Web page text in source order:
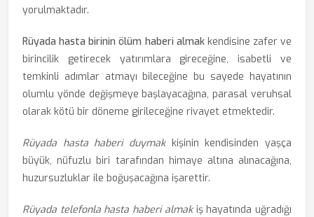
yorulmaktadır.
Rüyada hasta birinin ölüm haberi almakkendisine zafer ve
birincilik getirecek yatırımlara gireceğine, isabetli ve
temkinli adımlar atmayı bileceğine bu sayede hayatının
olumlu yönde değişmeye başlayacağına, parasal veruhsal
olarak kötü bir döneme girileceğine rivayet etmektedir.
Rüyada hasta haberi duymakkişinin kendisinden yaşça
büyük, nüfuzlu biri tarafından himaye altına alınacağına,
huzursuzluklar ile boğuşacağına işarettir.
Rüyada telefonla hasta haberi almakiş hayatında uğradığı